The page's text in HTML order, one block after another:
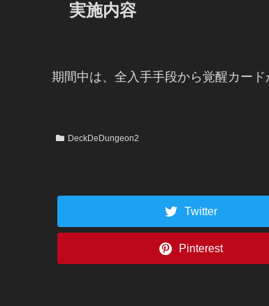
実施内容
期間中は、全入手手段から覚醒カー
DeckDeDungeon2
Twitter
Pinterest